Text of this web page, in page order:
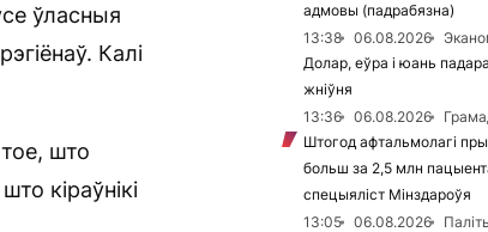
ўласныя
Калі
што
кіраўнікі
адмовы (падрабязна)
13:38
06.08.2026
Долар, еўра і юань
жніўня
13:36
06.08.2026
Штогод афтальмолагі
больш за 2,5 млн
спецыяліст Мінздароўя
13:05
06.08.2026